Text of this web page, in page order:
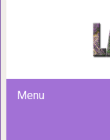
Menu